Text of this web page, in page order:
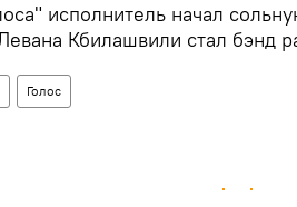
исполнитель начал
Кбилашвили стал бэнд
Голос